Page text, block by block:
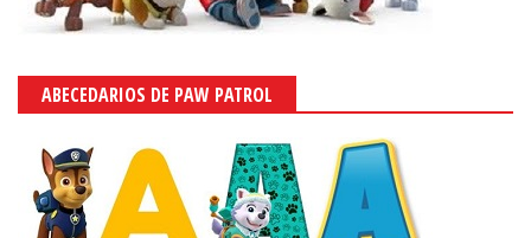
ABECEDARIOS DE PAW PATROL